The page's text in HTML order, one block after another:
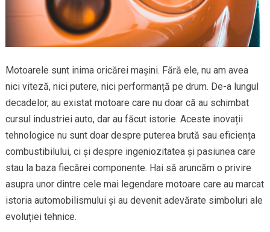
Motoarele sunt inima oricărei mașini. Fără ele, nu am avea
nici viteză, nici putere, nici performanță pe drum. De-a lungul
decadelor, au existat motoare care nu doar că au schimbat
cursul industriei auto, dar au făcut istorie. Aceste inovații
tehnologice nu sunt doar despre puterea brută sau eficiența
combustibilului, ci și despre ingeniozitatea și pasiunea care
stau la baza fiecărei componente. Hai să aruncăm o privire
asupra unor dintre cele mai legendare motoare care au marcat
istoria automobilismului și au devenit adevărate simboluri ale
evoluției tehnice.